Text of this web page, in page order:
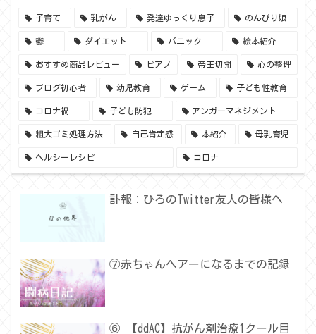
子育て 乳がん 発達ゆっくり息子 のんびり娘
鬱 ダイエット パニック 絵本紹介
おすすめ商品レビュー ピアノ 帝王切開 心の整理
ブログ初心者 幼児教育 ゲーム 子ども性教育
コロナ禍 子ども防犯 アンガーマネジメント
粗大ゴミ処理方法 自己肯定感 本紹介 母乳育児
ヘルシーレシピ コロナ
訃報：ひろのTwitter友人の皆様へ
⑦赤ちゃんヘアーになるまでの記録
⑥ 【ddAC】抗がん剤治療1クール目